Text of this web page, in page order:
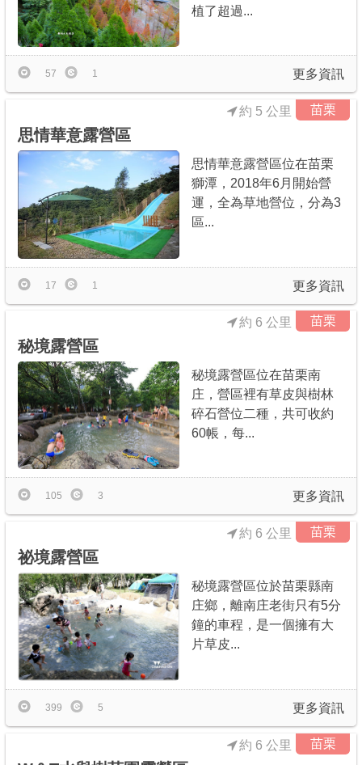
植了超過...
更多資訊
57 1
苗栗
思情華意露營區
約 5 公里
思情華意露營區位在苗栗
獅潭，2018年6月開始營
運，全為草地營位，分為3
區...
更多資訊
17 1
苗栗
秘境露營區
約 6 公里
秘境露營區位在苗栗南
庄，營區裡有草皮與樹林
碎石營位二種，共可收約
60帳，每...
更多資訊
105 3
苗栗
祕境露營區
約 6 公里
秘境露營區位於苗栗縣南
庄鄉，離南庄老街只有5分
鐘的車程，是一個擁有大
片草皮...
更多資訊
399 5
苗栗
約 6 公里